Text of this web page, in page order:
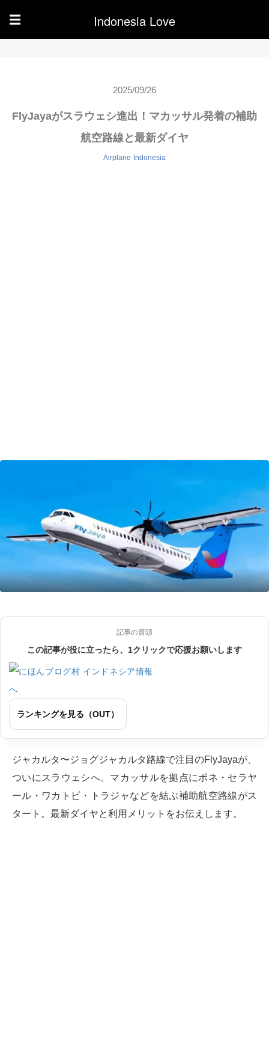
☰ Indonesia Love
2025/09/26
FlyJayaがスラウェシ進出！マカッサル発着の補助
航空路線と最新ダイヤ
Airplane Indonesia
記事の冒頭
この記事が役に立ったら、1クリックで応援お願いします
ランキングを見る（OUT）
ジャカルタ〜ジョグジャカルタ路線で注目のFlyJayaが、
ついにスラウェシへ。マカッサルを拠点にボネ・セラヤ
ール・ワカトビ・トラジャなどを結ぶ補助航空路線がス
タート。最新ダイヤと利用メリットをお伝えします。